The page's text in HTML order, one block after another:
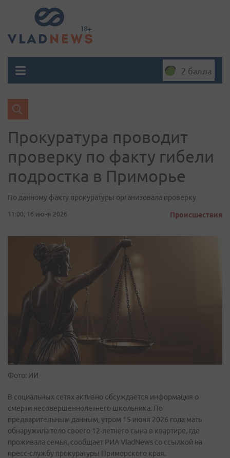
2 балла
Прокуратура проводит
проверку по факту гибели
подростка в Приморье
По данному факту прокуратуры организовала проверку
11:00, 16 июня 2026 Происшествия
Фото: ИИ
В социальных сетях активно обсуждается информация о
смерти несовершеннолетнего школьника. По
предварительным данным, утром 15 июня 2026 года мать
обнаружила тело своего 12-летнего сына в квартире, где
проживала семья, сообщает РИА VladNews со ссылкой на
пресс-службу прокуратуры Приморского края.